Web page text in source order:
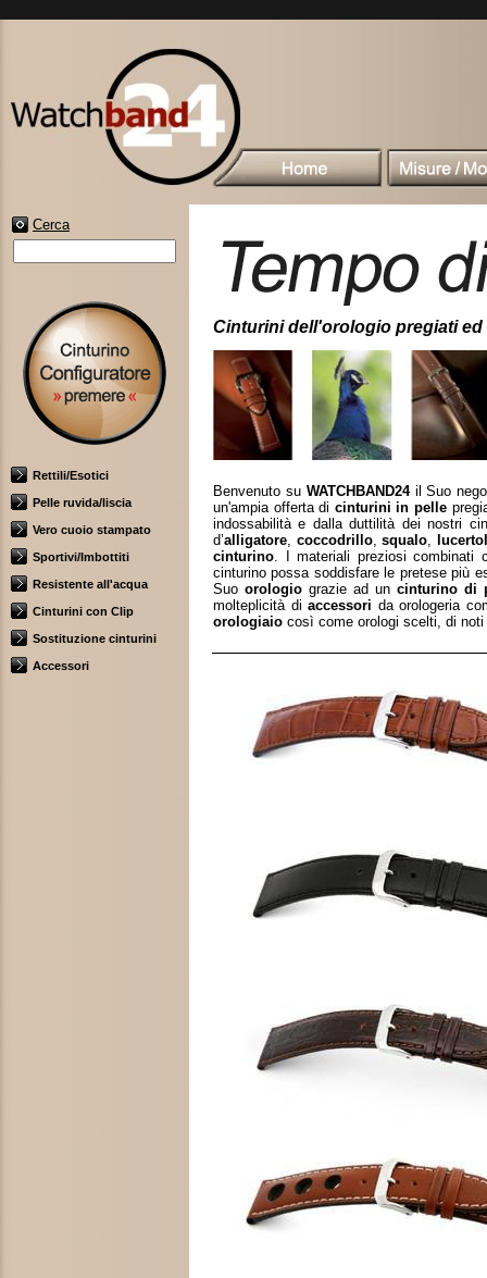
Cerca
Rettili/Esotici
Pelle ruvida/liscia
Vero cuoio stampato
Sportivi/Imbottiti
Resistente all'acqua
Cinturini con Clip
Sostituzione cinturini
Accessori
Cinturini dell'orologio pregiati ed
Benvenuto su WATCHBAND24il Suo
un'ampia offerta di cinturini in pelle
indossabilità e dalla duttilità dei nostri
d’alligatore, coccodrillo,squalo,
cinturino. I materiali preziosi combinati
cinturino possa soddisfare le pretese più
Suo orologio grazie ad un cinturino di
molteplicità diaccessori da orologeria
orologiaio così come orologi scelti, di